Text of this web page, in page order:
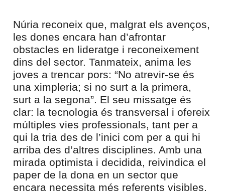
Núria reconeix que, malgrat els avenços,
les dones encara han d’afrontar
obstacles en lideratge i reconeixement
dins del sector. Tanmateix, anima les
joves a trencar pors: “No atrevir-se és
una ximpleria; si no surt a la primera,
surt a la segona”. El seu missatge és
clar: la tecnologia és transversal i ofereix
múltiples vies professionals, tant per a
qui la tria des de l’inici com per a qui hi
arriba des d’altres disciplines. Amb una
mirada optimista i decidida, reivindica el
paper de la dona en un sector que
encara necessita més referents visibles.